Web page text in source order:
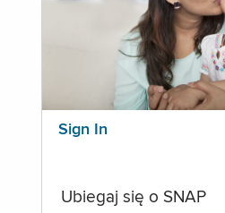
Sign In
Ubiegaj się o SNAP